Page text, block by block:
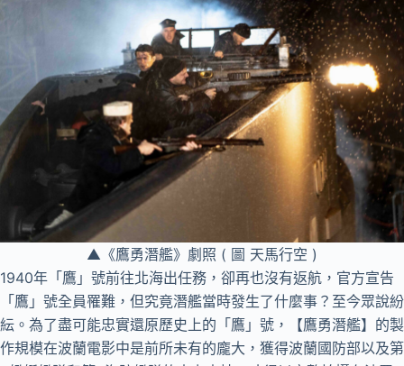
▲《鷹勇潛艦》劇照 ( 圖 天馬行空 )
1940年「鷹」號前往北海出任務，卻再也沒有返航，官方宣告
「鷹」號全員罹難，但究竟潛艦當時發生了什麼事？至今眾說紛
紜。為了盡可能忠實還原歷史上的「鷹」號，【鷹勇潛艦】的製
作規模在波蘭電影中是前所未有的龐大，獲得波蘭國防部以及第